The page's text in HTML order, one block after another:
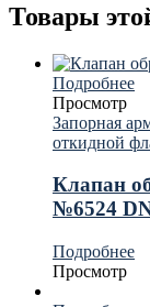
Товары
Подробнее
Просмотр
Запорная
откидной
Клапан
№6524
Подробнее
Просмотр